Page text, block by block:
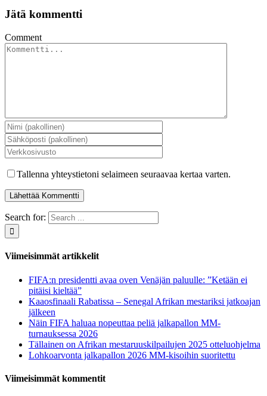
Jätä kommentti
Comment
Tallenna yhteystietoni selaimeen seuraavaa kertaa varten.
Search for:
Viimeisimmät artikkelit
FIFA:n presidentti avaa oven Venäjän paluulle: ”Ketään ei
pitäisi kieltää”
Kaaosfinaali Rabatissa – Senegal Afrikan mestariksi jatkoajan
jälkeen
Näin FIFA haluaa nopeuttaa peliä jalkapallon MM-
turnauksessa 2026
Tällainen on Afrikan mestaruuskilpailujen 2025 otteluohjelma
Lohkoarvonta jalkapallon 2026 MM-kisoihin suoritettu
Viimeisimmät kommentit